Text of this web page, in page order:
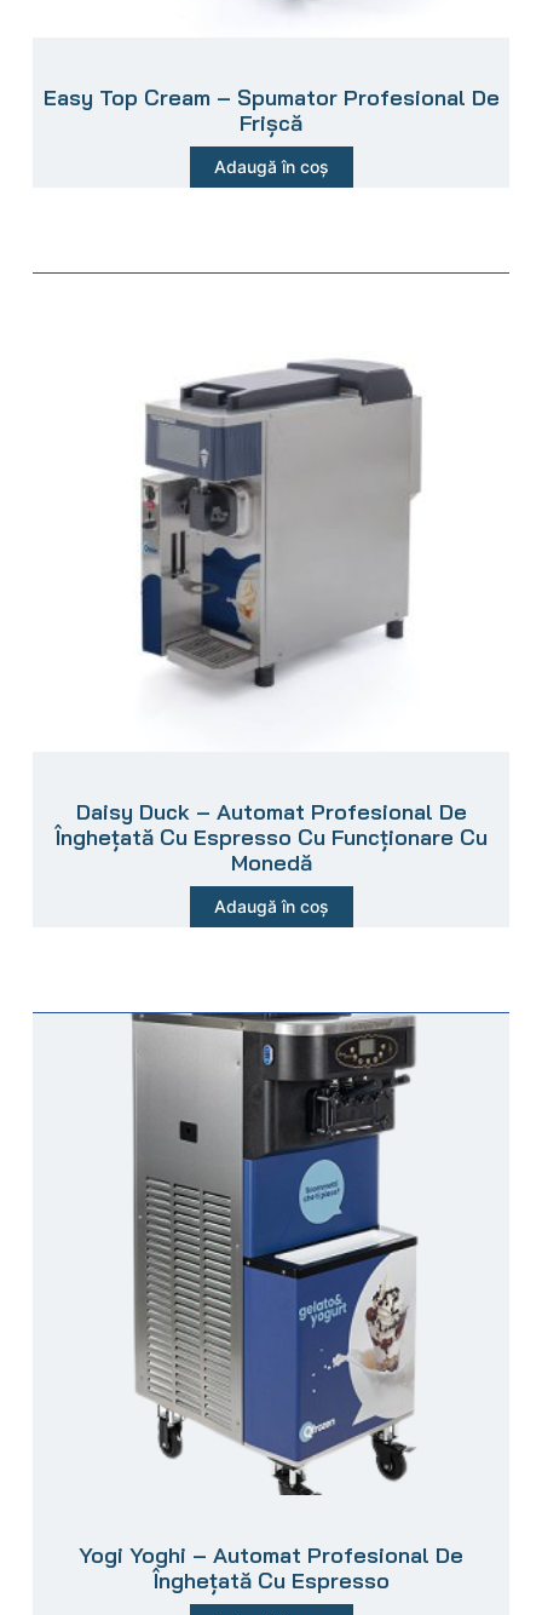
Easy Top Cream – Spumator Profesional De
Frișcă
Adaugă în coș
Daisy Duck – Automat Profesional De
Înghețată Cu Espresso Cu Funcționare Cu
Monedă
Adaugă în coș
Yogi Yoghi – Automat Profesional De
Înghețată Cu Espresso